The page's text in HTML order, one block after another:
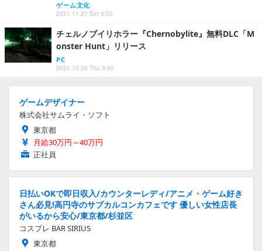
ゲーム文化
2021.11.27 Sat 8:00
チェルノブイリホラー『Chernobylite』無料DLC「M
onster Hunt」リリース
PC
2021.10.28 Thu 9:00
ゲームデザイナー
株式会社サムライ・ソフト
東京都
月給30万円～40万円
正社員
日払いOKで即日収入/カウンターレディ/アニメ・ゲーム好き
さん必見!高円寺のサブカルコンカフェです 優しい女性店長
がいるから安心/東京都/杉並区
コスプレ BAR SIRIUS
東京都